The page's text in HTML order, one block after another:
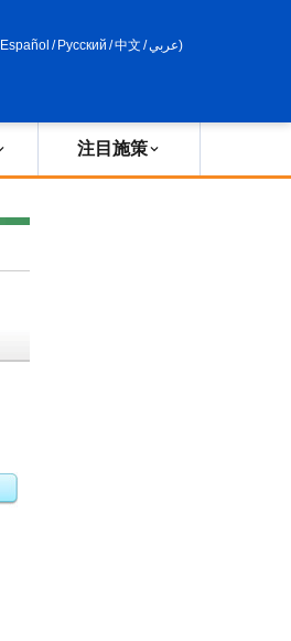
Español / Русский /中文 /عربي)
注目施策